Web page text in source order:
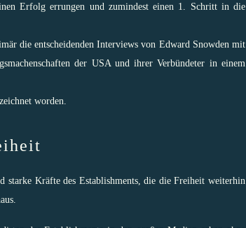
Erfolg errungen und zumindest einen 1. Schritt in die
die entscheidenden Interviews von Edward Snowden mit
der USA und ihrer Verbündeter in einem
worden.
Kräfte des Establishments, die die Freiheit weiterhin